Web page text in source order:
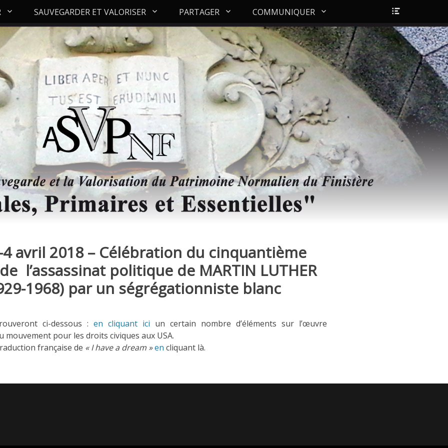
SAUVEGARDER ET VALORISER PARTAGER COMMUNIQUER
tête
avril 2018 – Célébration du cinquantième
l’assassinat politique de MARTIN LUTHER
1968) par un ségrégationniste blanc
ci-dessous : en cliquant ici un certain nombre d’éléments sur l’œuvre
pour les droits civiques aux USA.
française de «I have a dream »en cliquant là.